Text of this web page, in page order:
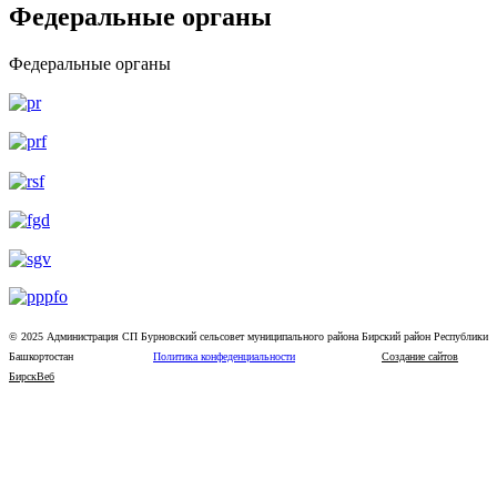
Федеральные органы
Федеральные органы
© 2025 Администрация СП Бурновский сельсовет муниципального района Бирский район Республики
Башкортостан Политика конфеденциальности
Создание сайтов
БирскВеб